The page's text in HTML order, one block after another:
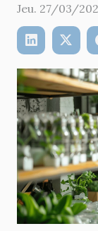
Jeu. 27/03/